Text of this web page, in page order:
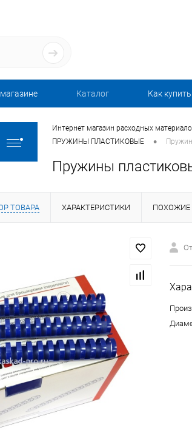
Каталог Как купить
Интернет магазин расходных
ПРУЖИНЫ ПЛАСТИКОВЫЕ •
Пружины
ТОВАРА ХАРАКТЕРИСТИКИ ПОХОЖИЕ